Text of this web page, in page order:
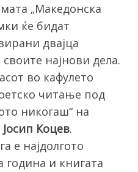
„Македонска
ќе бидат
двајца
најнови дела.
во кафулето
читање под
никогаш“ на
Јосип Коцев.
е најдолгото
година и книгата